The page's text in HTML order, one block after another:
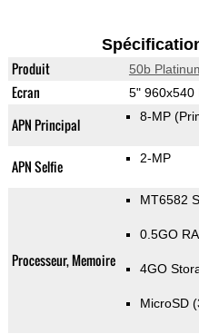
Produit 50b
Ecran 5" 960x540
APN Principal 8-MP
APN Selfie 2-MP
Processeur, Memoire
MT6582
0.5GO
4GO
MicroSD